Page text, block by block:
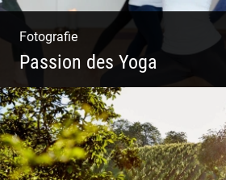
Fotografie
Passion des Yoga
Ein herzliches Team